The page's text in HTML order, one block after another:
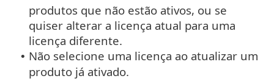
produtos que não estão ativos, ou se
quiser alterar a licença atual para uma
licença diferente.
• Não selecione uma licença ao atualizar um
produto já ativado.